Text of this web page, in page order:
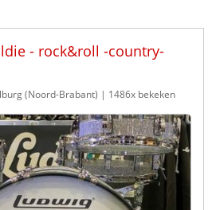
- rock&roll -country-
(Noord-Brabant) | 1486x bekeken